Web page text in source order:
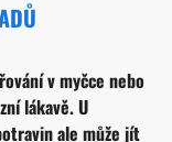
v myčce nebo
lákavě. U
ale může jít